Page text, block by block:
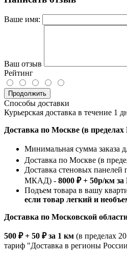
Ваше имя:
Ваш отзыв
Рейтинг
Продолжить
Способы доставки
Курьерская доставка в течение 1
Доставка по Москве (в
Минимальная сумма заказа
Доставка по Москве (в
Доставка стеновых панелей
МКАД) - 8000 ₽ + 50р/км
Подъем товара в вашу
если товар легкий и
Доставка по Московской
500 ₽ + 50 ₽ за 1 км (в пределах
тариф "Доставка в регионы